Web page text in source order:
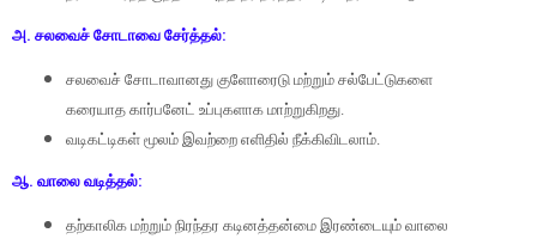
அ. சலவைச் சோடாவை சேர்த்தல்:
சலவைச் சோடாவானது குளோரைடு மற்றும் சல்பேட்டுகளை
கரையாத கார்பனேட் உப்புகளாக மாற்றுகிறது.
வடிகட்டிகள் மூலம் இவற்றை எளிதில் நீக்கிவிடலாம்.
ஆ. வாலை வடித்தல்:
தற்காலிக மற்றும் நிரந்தர கடினத்தன்மை இரண்டையும் வாலை